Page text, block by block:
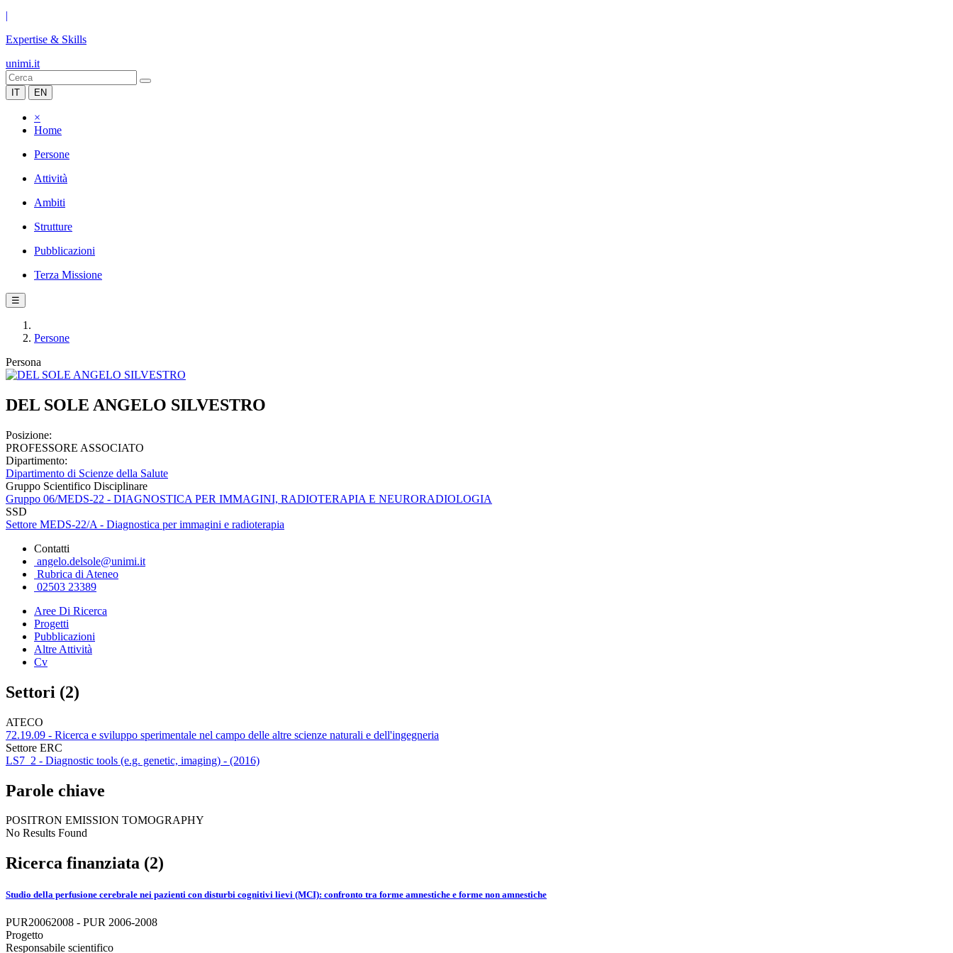
|
Expertise & Skills
unimi.it
IT EN
×
Home
Persone
Attività
Ambiti
Strutture
Pubblicazioni
Terza Missione
☰
Persone
Persona
DEL SOLE ANGELO SILVESTRO
Posizione:
PROFESSORE ASSOCIATO
Dipartimento:
Dipartimento di Scienze della Salute
Gruppo Scientifico Disciplinare
Gruppo 06/MEDS-22 - DIAGNOSTICA PER IMMAGINI, RADIOTERAPIA E NEURORADIOLOGIA
SSD
Settore MEDS-22/A - Diagnostica per immagini e radioterapia
Contatti
angelo.delsole@unimi.it
Rubrica di Ateneo
02503 23389
Aree Di Ricerca
Progetti
Pubblicazioni
Altre Attività
Cv
Settori (2)
ATECO
72.19.09 - Ricerca e sviluppo sperimentale nel campo delle altre scienze naturali e dell'ingegneria
Settore ERC
LS7_2 - Diagnostic tools (e.g. genetic, imaging) - (2016)
Parole chiave
POSITRON EMISSION TOMOGRAPHY
No Results Found
Ricerca finanziata (2)
Studio della perfusione cerebrale nei pazienti con disturbi cognitivi lievi (MCI): confronto tra forme amnestiche e forme non amnestiche
PUR20062008 - PUR 2006-2008
Progetto
Responsabile scientifico